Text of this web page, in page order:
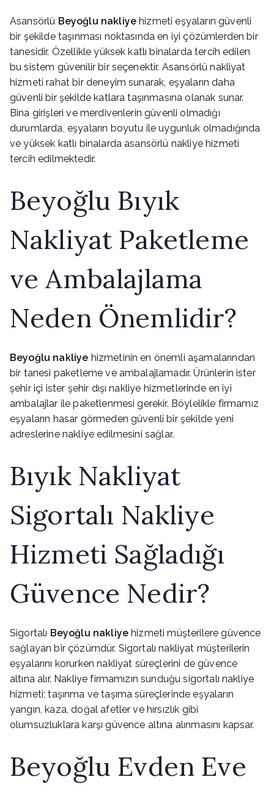
Asansörlü Beyoğlu nakliye hizmeti eşyaların güvenli
bir şekilde taşınması noktasında en iyi çözümlerden bir
tanesidir. Özellikle yüksek katlı binalarda tercih edilen
bu sistem güvenilir bir seçenektir. Asansörlü nakliyat
hizmeti rahat bir deneyim sunarak, eşyaların daha
güvenli bir şekilde katlara taşınmasına olanak sunar.
Bina girişleri ve merdivenlerin güvenli olmadığı
durumlarda, eşyaların boyutu ile uygunluk olmadığında
ve yüksek katlı binalarda asansörlü nakliye hizmeti
tercih edilmektedir.
Beyoğlu Bıyık
Nakliyat Paketleme
ve Ambalajlama
Neden Önemlidir?
Beyoğlu nakliye hizmetinin en önemli aşamalarından
bir tanesi paketleme ve ambalajlamadır. Ürünlerin ister
şehir içi ister şehir dışı nakliye hizmetlerinde en iyi
ambalajlar ile paketlenmesi gerekir. Böylelikle firmamız
eşyaların hasar görmeden güvenli bir şekilde yeni
adreslerine nakliye edilmesini sağlar.
Bıyık Nakliyat
Sigortalı Nakliye
Hizmeti Sağladığı
Güvence Nedir?
Sigortalı Beyoğlu nakliye hizmeti müşterilere güvence
sağlayan bir çözümdür. Sigortalı nakliyat müşterilerin
eşyalarını korurken nakliyat süreçlerini de güvence
altına alır. Nakliye firmamızın sunduğu sigortalı nakliye
hizmeti; taşınma ve taşıma süreçlerinde eşyaların
yangın, kaza, doğal afetler ve hırsızlık gibi
olumsuzluklara karşı güvence altına alınmasını kapsar.
Beyoğlu Evden Eve